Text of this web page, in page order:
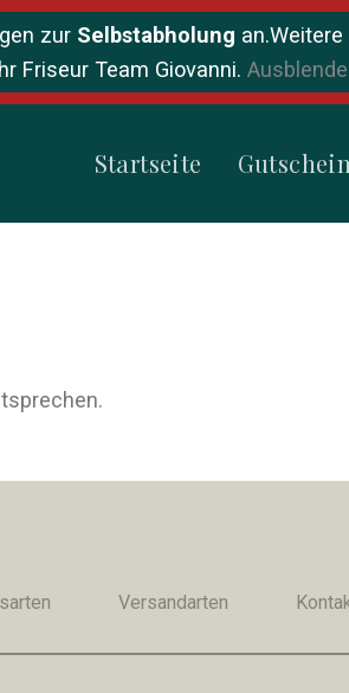
zur Selbstabholung
Friseur Team Giovanni.
Startseite
Versandarten